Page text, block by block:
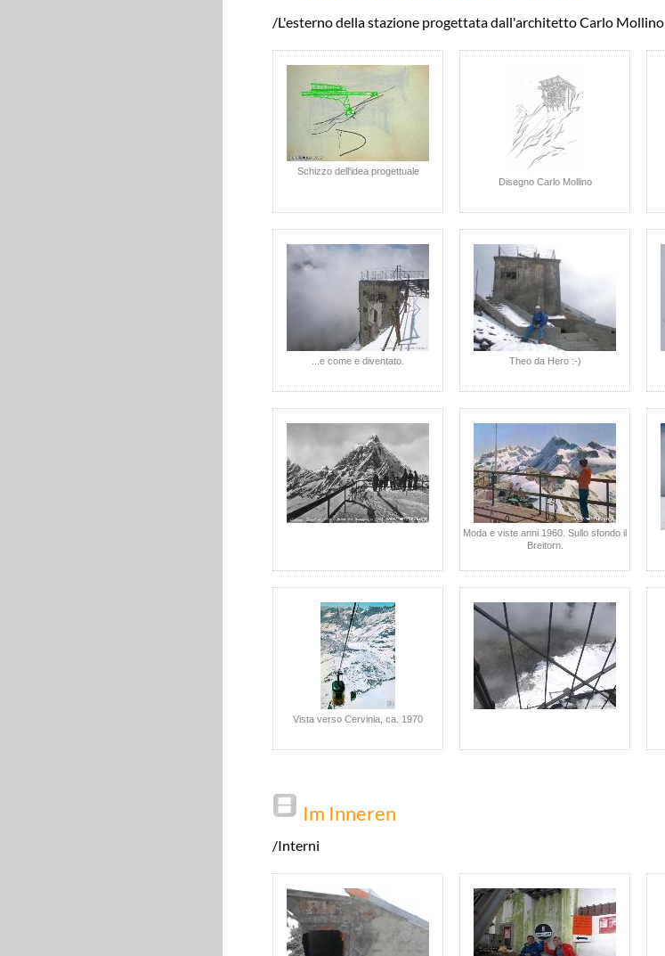
/L'esterno della stazione progettata dall'architetto Carlo Mollino
Schizzo dell'idea progettuale
Disegno Carlo Mollino
...e come e diventato. Theo da Hero :-)
Moda e viste anni 1960. Sullo sfondo il
Breitorn.
Vista verso Cervinia, ca. 1970
Im Inneren
/Interni